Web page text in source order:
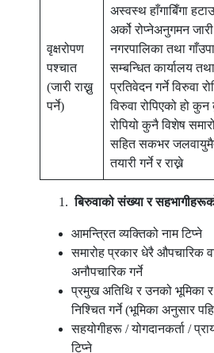
वृक्षरोपण
पश्चात
(जारी राख्नु
पर्ने)
अस्वस्थ हाँगाबिँगा
अर्को रोप्नेअनुगमन
नगरपालिका तथा
सम्बन्धित कार्यालय
प्रतिवेदन गर्ने विरुवा
विरुवा रोपिएको हो
रोपियो कुनै विशेष
सहित सकभर
तयारी गर्ने र राख्ने
बिरुवाको संख्या र
आमन्त्रित व्यक्तिको नाम टिप्ने
समारोह प्रकार धेरै औपचारिक
अनौपचारिक गर्ने
प्रमुख अतिथि र उनको
निश्चित गर्ने (भूमिका अनुसार
सहयोगीहरू / योगदानकर्ता /
टिप्ने